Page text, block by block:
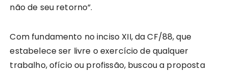
não de seu retorno”.
Com fundamento no inciso XII, da CF/88, que
estabelece ser livre o exercício de qualquer
trabalho, ofício ou profissão, buscou a proposta